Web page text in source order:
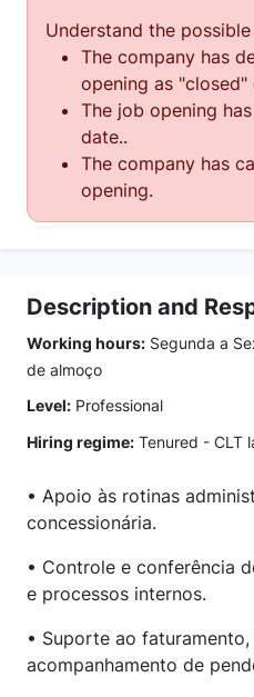
Understand the
The company has
opening as "closed"
The job opening
date..
The company has
opening.
Description and
Working hours: Segunda a
de almoço
Level: Professional
Hiring regime: Tenured - CLT
• Apoio às rotinas
concessionária.
• Controle e conferência
e processos internos.
• Suporte ao
acompanhamento de